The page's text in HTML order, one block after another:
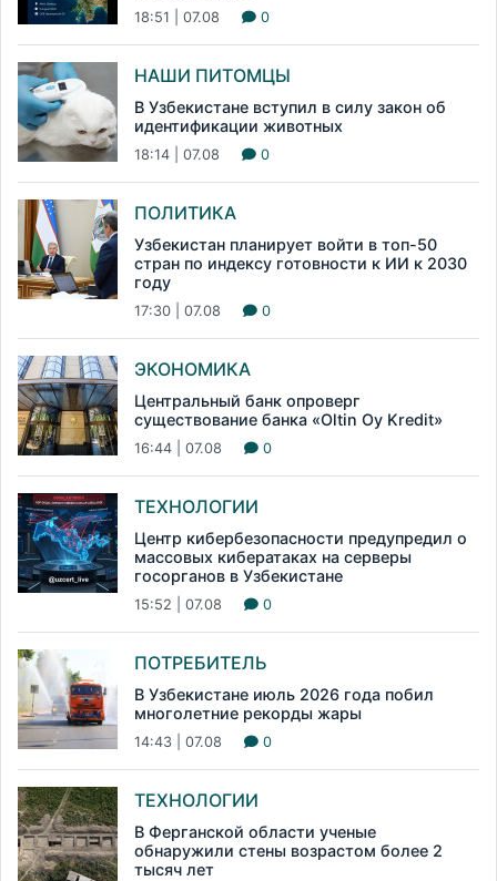
18:51 | 07.08 0
НАШИ ПИТОМЦЫ
В Узбекистане вступил в силу закон об
идентификации животных
18:14 | 07.08 0
ПОЛИТИКА
Узбекистан планирует войти в топ-50
стран по индексу готовности к ИИ к 2030
году
17:30 | 07.08 0
ЭКОНОМИКА
Центральный банк опроверг
существование банка «Oltin Oy Kredit»
16:44 | 07.08 0
ТЕХНОЛОГИИ
Центр кибербезопасности предупредил о
массовых кибератаках на серверы
госорганов в Узбекистане
15:52 | 07.08 0
ПОТРЕБИТЕЛЬ
В Узбекистане июль 2026 года побил
многолетние рекорды жары
14:43 | 07.08 0
ТЕХНОЛОГИИ
В Ферганской области ученые
обнаружили стены возрастом более 2
тысяч лет